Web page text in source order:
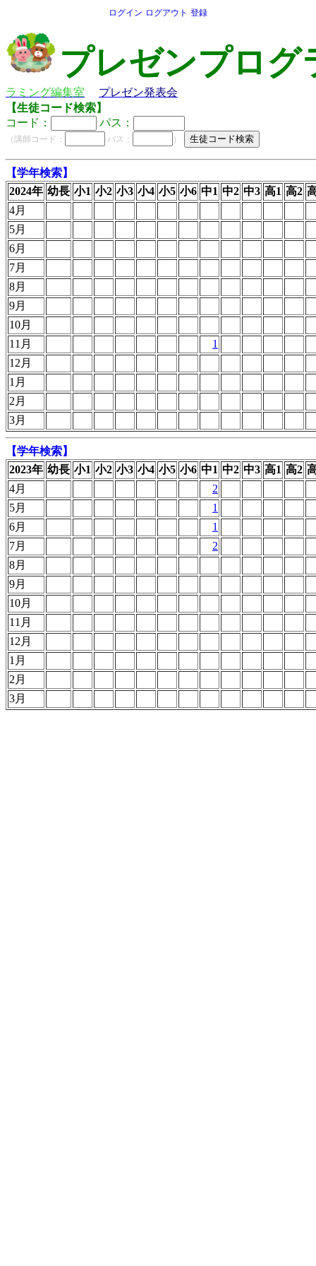
ログイン ログアウト 登録
プレゼンプロ
ラミング編集室
プレゼン発表会
【生徒コード検索】
コード：
パス：
（講師コード： パス： ）
【学年検索】
2024年 幼長 小1 小2 小3 小4 小5 小6 中1 中2 中3 高1 高2
4月
5月
6月
7月
8月
9月
10月
11月
1
12月
1月
2月
3月
【学年検索】
2023年 幼長 小1 小2 小3 小4 小5 小6 中1 中2 中3 高1 高2
4月
2
5月
1
6月
1
7月
2
8月
9月
10月
11月
12月
1月
2月
3月